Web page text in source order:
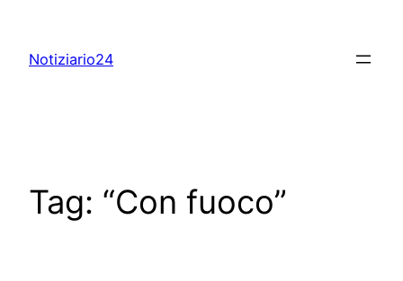
content
Notiziario24
Tag: “Con fuoco”